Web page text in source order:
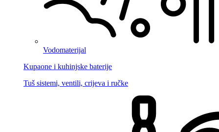
Vodomaterijal
Kupaone i kuhinjske baterije
Tuš sistemi, ventili, crijeva i ručke